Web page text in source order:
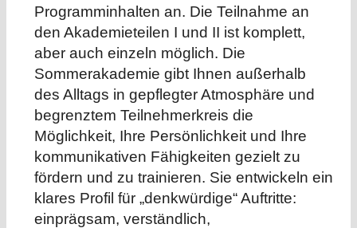
Programminhalten an. Die Teilnahme an
den Akademieteilen I und II ist komplett,
aber auch einzeln möglich. Die
Sommerakademie gibt Ihnen außerhalb
des Alltags in gepflegter Atmosphäre und
begrenztem Teilnehmerkreis die
Möglichkeit, Ihre Persönlichkeit und Ihre
kommunikativen Fähigkeiten gezielt zu
fördern und zu trainieren. Sie entwickeln ein
klares Profil für „denkwürdige“ Auftritte:
einprägsam, verständlich,